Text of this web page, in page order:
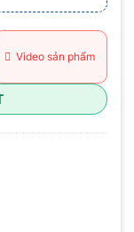
Video sản phẩm